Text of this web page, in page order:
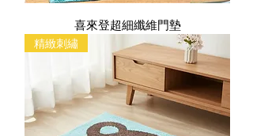
喜來登超細纖維門墊
精緻刺繡